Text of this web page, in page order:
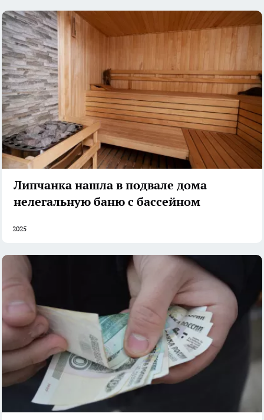
Липчанка нашла в подвале дома
нелегальную баню с бассейном
2025